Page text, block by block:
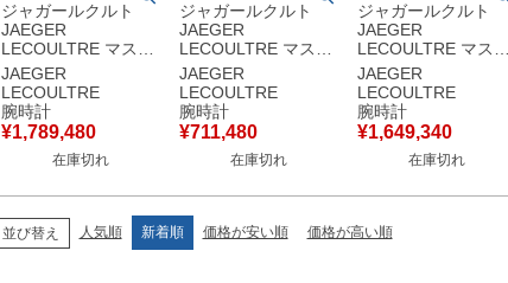
ジャガールクルト
JAEGER
LECOULTRE マスタ
ー コントロール クロ
ノグラフ カレンダー
Q4138420
830.8.C9.S スモセコ
メンズ 腕時計自動巻
き シルバー 【中古】
JAEGER
LECOULTRE
腕時計
¥1,789,480
在庫切れ
ジャガールクルト
JAEGER
LECOULTRE マスタ
ー ホームタイム
Q1628420
147.8.05.S デュアル
タイム スモールセコ
ンド メンズ 腕時計自
動巻き シルバー 【中
JAEGER
LECOULTRE
腕時計
¥711,480
在庫切れ
ジャガールクルト
JAEGER
LECOULTRE マスタ
ー コントロール ジオ
グラフィーク
142.3.92 K18WG 無
垢 GMT デイ&ナイト
メンズ 腕時計自動巻
き グレー 【中古】
JAEGER
LECOULTRE
腕時計
¥1,649,340
在庫切れ
並び替え 人気順 新着順 価格が安い順 価格が高い順